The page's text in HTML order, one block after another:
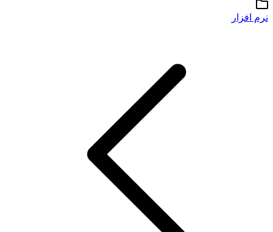
نرم افزار